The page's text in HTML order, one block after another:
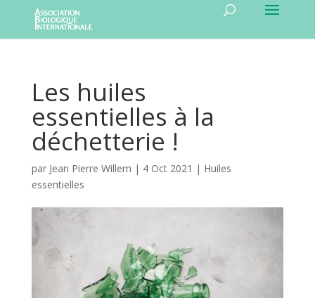
Les huiles
essentielles à la
déchetterie !
par Jean Pierre Willem | 4 Oct 2021 | Huiles
essentielles